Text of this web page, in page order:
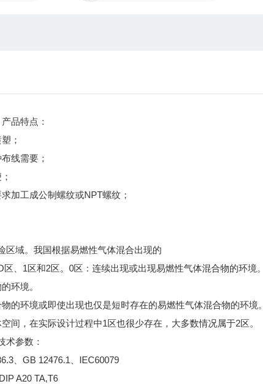
产品特点：
；
线需要；
加工成公制螺纹或NPT螺纹；
区域。我国根据易燃性气体混合出现的
、1区和2区。0区：连续出现或出现易燃性气体混合物的环境。
环境。
的环境或即使出现也仅是短时存在的易燃性气体混合物的环境。
间，在实际设计过程中1区也很少存在，大多数情况属于2区。
术参数：
、GB 12476.1、IEC60079
A20 TA,T6